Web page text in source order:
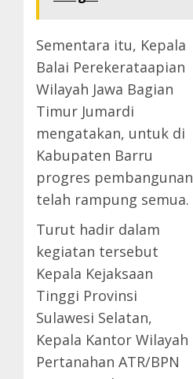
Sementara itu, Kepala
Balai Perekerataapian
Wilayah Jawa Bagian
Timur Jumardi
mengatakan, untuk di
Kabupaten Barru
progres pembangunan
telah rampung semua.
Turut hadir dalam
kegiatan tersebut
Kepala Kejaksaan
Tinggi Provinsi
Sulawesi Selatan,
Kepala Kantor Wilayah
Pertanahan ATR/BPN